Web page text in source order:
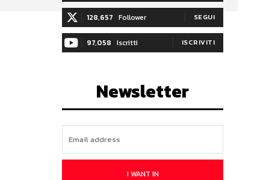
128,657 Follower SEGUI
97,058 Iscritti ISCRIVITI
Newsletter
I WANT IN